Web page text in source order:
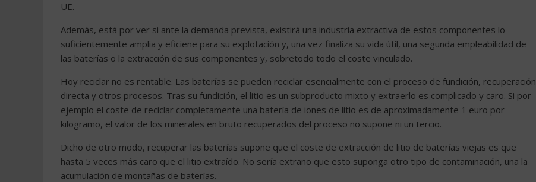
UE.
Además, está por ver si ante la demanda prevista, existirá una industria extractiva de estos componentes lo
suficientemente amplia y eficiene para su explotación y, una vez finaliza su vida útil, una segunda empleabilidad de
las baterías o la extracción de sus componentes y, sobretodo todo el coste vinculado.
Hoy reciclar no es rentable. Las baterías se pueden reciclar esencialmente con el proceso de fundición, recuperación
directa y otros procesos. Tras su fundición, el litio es un subproducto mixto y extraerlo es complicado y caro. Si por
ejemplo el coste de reciclar completamente una batería de iones de litio es de aproximadamente 1 euro por
kilogramo, el valor de los minerales en bruto recuperados del proceso no supone ni un tercio.
Dicho de otro modo, recuperar las baterías supone que el coste de extracción de litio de baterías viejas es que
hasta 5 veces más caro que el litio extraído. No sería extraño que esto suponga otro tipo de contaminación, una la
acumulación de montañas de baterías.